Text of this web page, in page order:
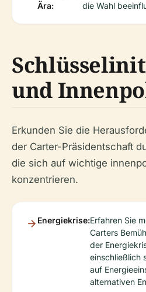
Ära:
die Wahl
und
Erkunden Sie die
der Carter-Präsidentschaft
die sich auf wichtige
konzentrieren.
Energiekrise:Erfahren Sie
Carters
der
einschließlich
auf
alternativen